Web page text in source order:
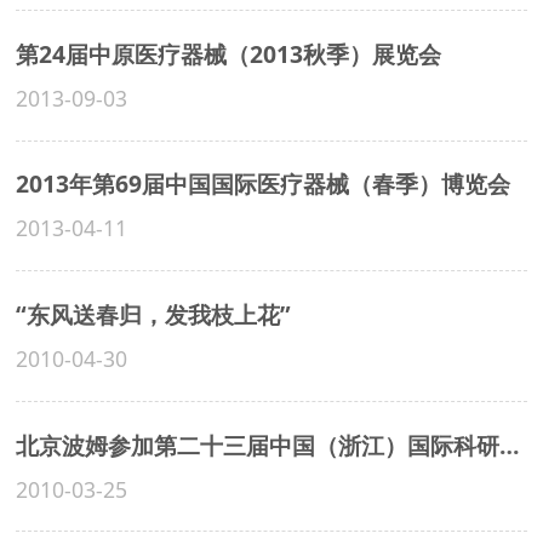
第24届中原医疗器械（2013秋季）展览会
2013-09-03
2013年第69届中国国际医疗器械（春季）博览会
2013-04-11
“东风送春归，发我枝上花”
2010-04-30
北京波姆参加第二十三届中国（浙江）国际科研、医疗仪器设备展览会
2010-03-25